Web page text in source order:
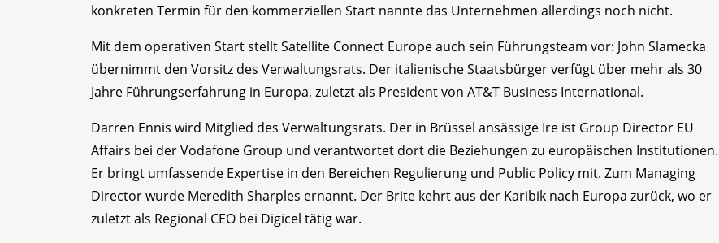
konkreten Termin für den kommerziellen Start nannte das Unternehmen allerdings noch nicht.
Mit dem operativen Start stellt Satellite Connect Europe auch sein Führungsteam vor: John Slamecka
übernimmt den Vorsitz des Verwaltungsrats. Der italienische Staatsbürger verfügt über mehr als 30
Jahre Führungserfahrung in Europa, zuletzt als President von AT&T Business International.
Darren Ennis wird Mitglied des Verwaltungsrats. Der in Brüssel ansässige Ire ist Group Director EU
Affairs bei der Vodafone Group und verantwortet dort die Beziehungen zu europäischen Institutionen.
Er bringt umfassende Expertise in den Bereichen Regulierung und Public Policy mit. Zum Managing
Director wurde Meredith Sharples ernannt. Der Brite kehrt aus der Karibik nach Europa zurück, wo er
zuletzt als Regional CEO bei Digicel tätig war.